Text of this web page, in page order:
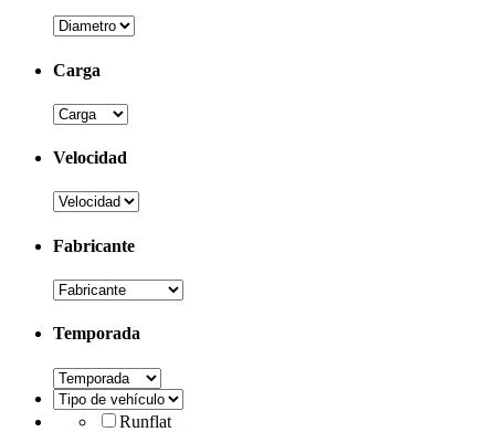
Carga
Velocidad
Fabricante
Temporada
Runflat